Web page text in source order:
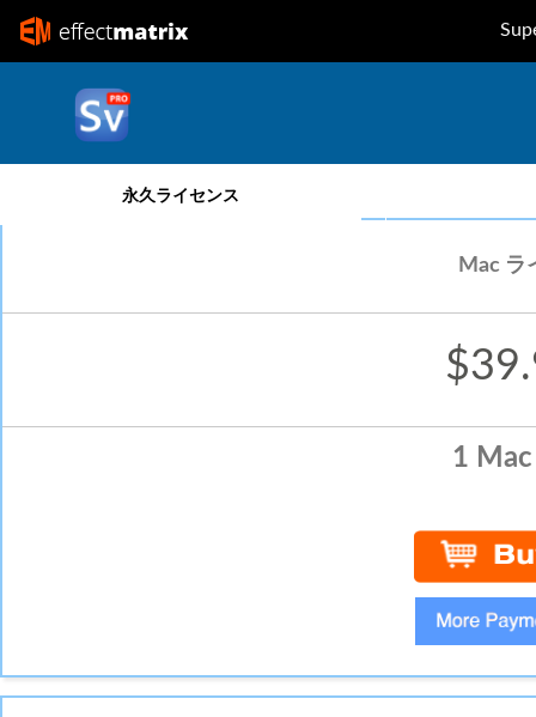
永久ライセンス
Mac ラ
1